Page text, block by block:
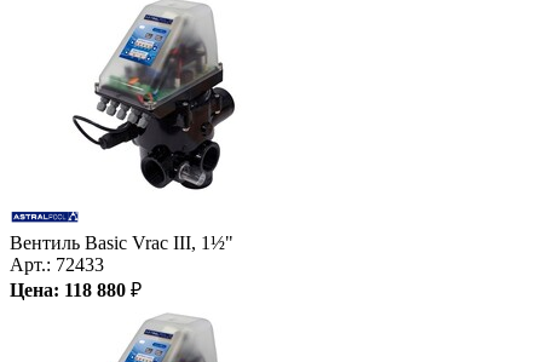
Вентиль Basic Vrac III, 1½"
Арт.: 72433
Цена: 118 880 ₽